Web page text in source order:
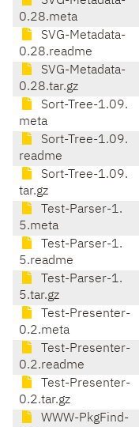
0.28.meta
SVG-Metadata-
0.28.readme
SVG-Metadata-
0.28.tar.gz
Sort-Tree-1.09.
meta
Sort-Tree-1.09.
readme
Sort-Tree-1.09.
tar.gz
Test-Parser-1.
5.meta
Test-Parser-1.
5.readme
Test-Parser-1.
5.tar.gz
Test-Presenter-
0.2.meta
Test-Presenter-
0.2.readme
Test-Presenter-
0.2.tar.gz
WWW-PkgFind-